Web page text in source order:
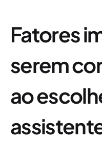
Fatores
serem
ao